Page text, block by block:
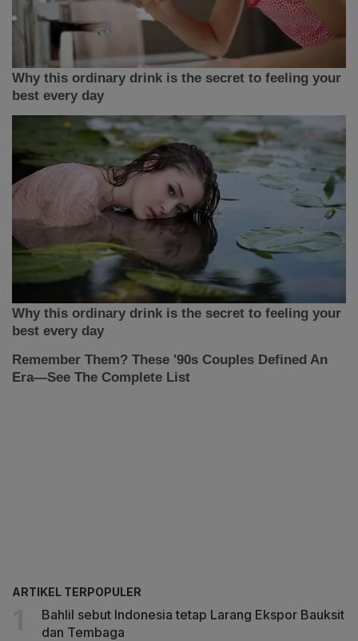
ARTIKEL TERPOPULER
Bahlil sebut Indonesia tetap Larang Ekspor Bauksit
dan Tembaga